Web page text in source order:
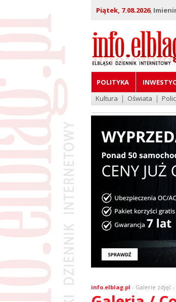
Piątek, 7.08.2026,
POLITYKA
Kultura
Oświata
info.elblag.pl - Galerie zdjęć-